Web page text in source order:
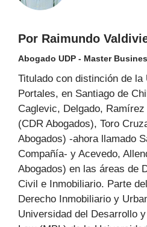
Por Raimundo
Abogado UDP - Master
Titulado con distinción de la
Portales, en Santiago de
Caglevic, Delgado,
(CDR Abogados), Toro
Abogados) -ahora llamado
Compañía- y Acevedo,
Abogados) en las áreas de
Civil e Inmobiliario. Parte
Derecho Inmobiliario y
Universidad del Desarrollo